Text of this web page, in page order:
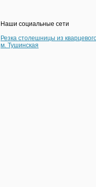
Наши социальные сети
Резка столешницы из
м. Тушинская